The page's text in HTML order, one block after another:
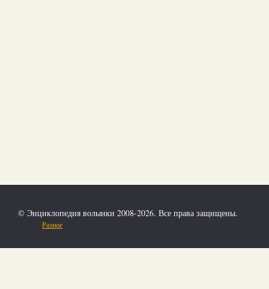
© Энциклопедия волынки 2008-2026. Все права защищены.
Разное